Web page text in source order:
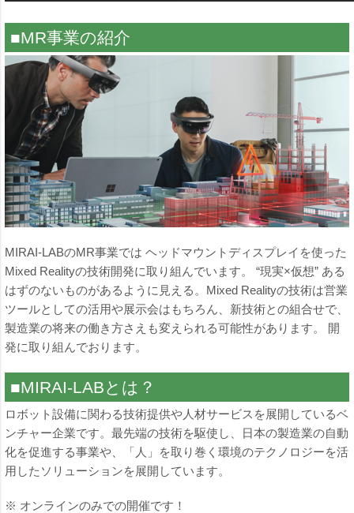
■MR事業の紹介
MIRAI-LABのMR事業では ヘッドマウントディスプレイを使った
Mixed Realityの技術開発に取り組んでいます。 “現実×仮想” ある
はずのないものがあるように見える。Mixed Realityの技術は営業
ツールとしての活用や展示会はもちろん、新技術との組合せで、
製造業の将来の働き方さえも変えられる可能性があります。 開
発に取り組んでおります。
■MIRAI-LABとは？
ロボット設備に関わる技術提供や人材サービスを展開しているベ
ンチャー企業です。最先端の技術を駆使し、日本の製造業の自動
化を促進する事業や、「人」を取り巻く環境のテクノロジーを活
用したソリューションを展開しています。
※ オンラインのみでの開催です！